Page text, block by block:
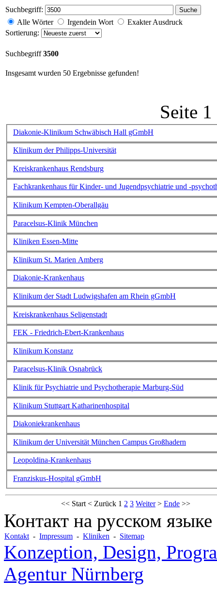
Suchbegriff: Suche
Alle Wörter Irgendein Wort
Exakter Ausdruck
Sortierung:
Suchbegriff3500
Insgesamt wurden 50 Ergebnisse gefunden!
Seite
Diakonie-Klinikum Schwäbisch Hall gGmbH
Klinikum der Philipps-Universität
Kreiskrankenhaus Rendsburg
Fachkrankenhaus für Kinder- und Jugendpsychiatrie und -
Klinikum Kempten-Oberallgäu
Paracelsus-Klinik München
Kliniken Essen-Mitte
Klinikum St. Marien Amberg
Diakonie-Krankenhaus
Klinikum der Stadt Ludwigshafen am Rhein gGmbH
Kreiskrankenhaus Seligenstadt
FEK - Friedrich-Ebert-Krankenhaus
Klinikum Konstanz
Paracelsus-Klinik Osnabrück
Klinik für Psychiatrie und Psychotherapie Marburg-Süd
Klinikum Stuttgart Katharinenhospital
Diakoniekrankenhaus
Klinikum der Universität München Campus Großhadern
Leopoldina-Krankenhaus
Franziskus-Hospital gGmbH
<< Start < Zurück 1 2 3 Weiter> Ende >>
Контакт на русском
Kontakt - Impressum - Kliniken - Sitemap
Konzeption, Design,
Agentur Nürnberg